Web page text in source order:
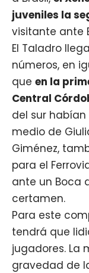
juveniles la
visitante ante
El Taladro
números, en
que en la
Central
del sur
medio de
Giménez,
para el
ante un Boca
certamen.
Para este
tendrá que
jugadores. La
gravedad de